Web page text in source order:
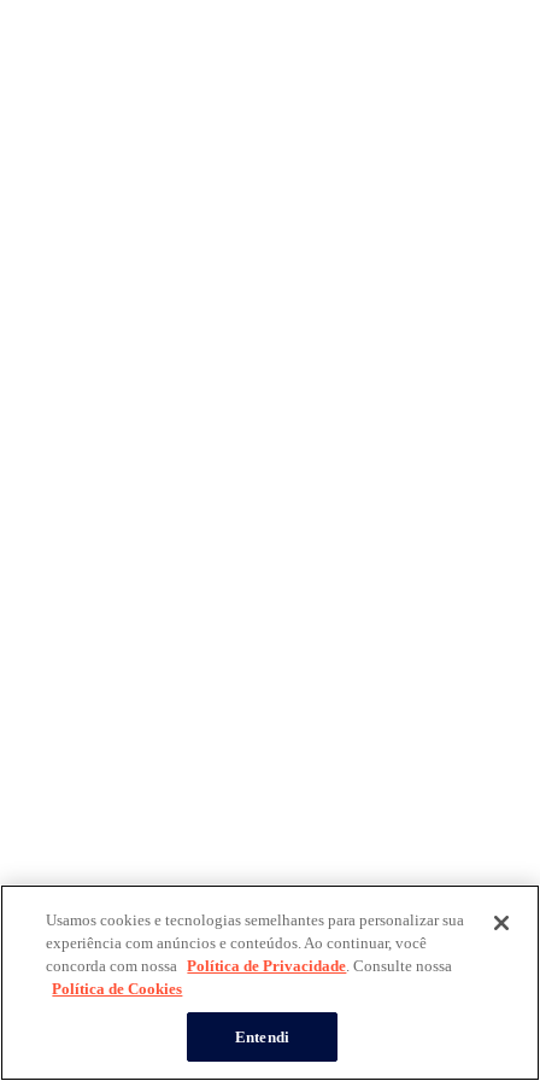
Usamos cookies e tecnologias semelhantes para personalizar sua
experiência com anúncios e conteúdos. Ao continuar, você
concorda com nossa Política de Privacidade. Consulte nossa
Política de Cookies
Entendi